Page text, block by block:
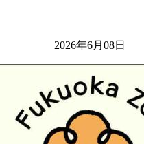
2026年6月08日